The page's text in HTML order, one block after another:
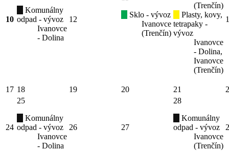
10
Komunálny
odpad - vývoz
Ivanovce
- Dolina
12
Sklo - vývoz
Ivanovce
(Trenčín)
(Trenčín)
Plasty, kovy,
tetrapaky -
vývoz
Ivanovce
- Dolina,
Ivanovce
(Trenčín)
17 18 19 20 21
24
25
Komunálny
odpad - vývoz
Ivanovce
- Dolina
26 27
28
Komunálny
odpad - vývoz
Ivanovce
(Trenčín)